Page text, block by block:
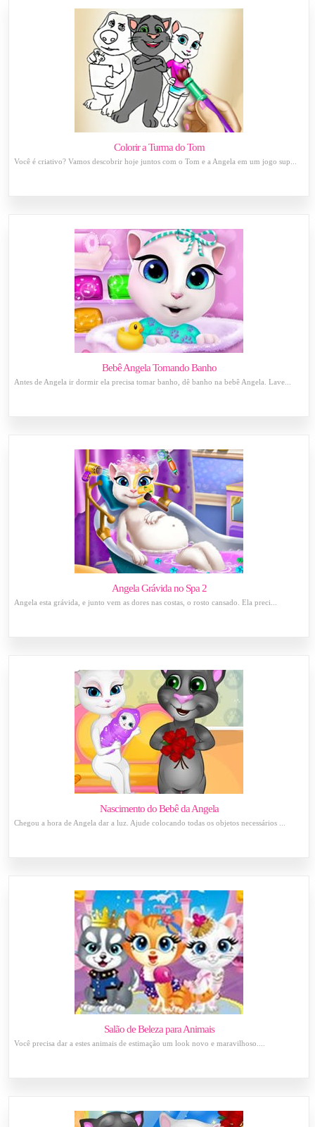
Colorir a Turma do Tom
Você é criativo? Vamos descobrir hoje juntos com o Tom e a Angela em um jogo sup...
Bebê Angela Tomando Banho
Antes de Angela ir dormir ela precisa tomar banho, dê banho na bebê Angela. Lave...
Angela Grávida no Spa 2
Angela esta grávida, e junto vem as dores nas costas, o rosto cansado. Ela preci...
Nascimento do Bebê da Angela
Chegou a hora de Angela dar a luz. Ajude colocando todas os objetos necessários ...
Salão de Beleza para Animais
Você precisa dar a estes animais de estimação um look novo e maravilhoso....